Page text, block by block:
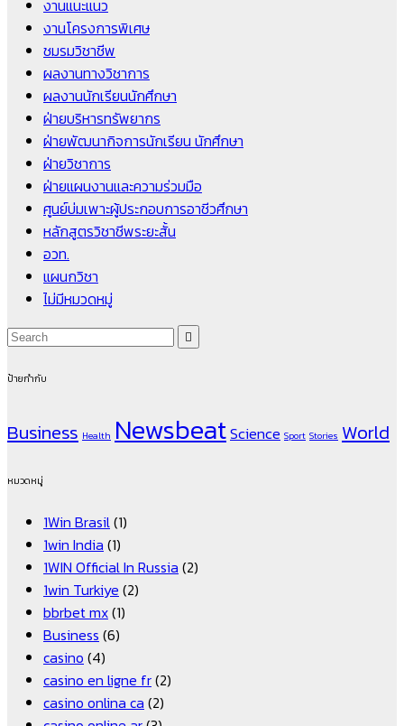
งานแนะแนว
งานโครงการพิเศษ
ชมรมวิชาชีพ
ผลงานทางวิชาการ
ผลงานนักเรียนนักศึกษา
ฝ่ายบริหารทรัพยากร
ฝ่ายพัฒนากิจการนักเรียน นักศึกษา
ฝ่ายวิชาการ
ฝ่ายแผนงานและความร่วมมือ
ศูนย์บ่มเพาะผู้ประกอบการอาชีวศึกษา
หลักสูตรวิชาชีพระยะสั้น
อวท.
แผนกวิชา
ไม่มีหมวดหมู่
ป้ายกำกับ
Business Health NewsbeatScience Sport Stories World
หมวดหมู่
1Win Brasil(1)
1win India (1)
1WIN Official In Russia (2)
1win Turkiye (2)
bbrbet mx(1)
Business (6)
casino (4)
casino en ligne fr(2)
casino onlina ca (2)